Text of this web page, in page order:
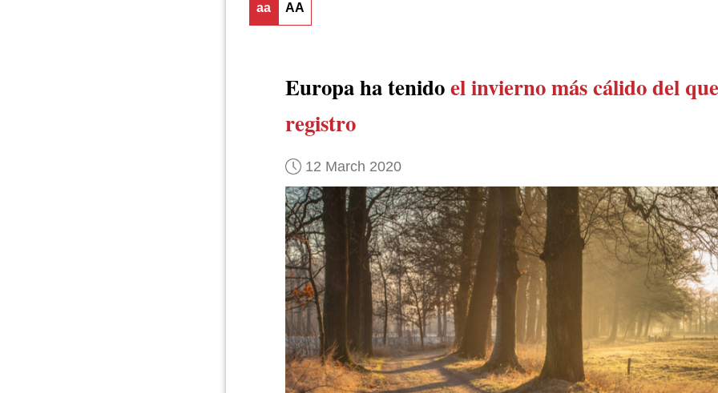
aa AA
Europa ha tenidoel invierno más cálido del
registro
12 March 2020